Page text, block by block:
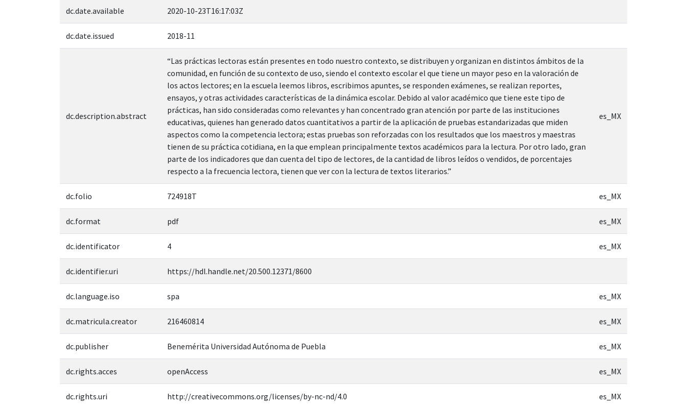
dc.date.available 2020-10-23T16:17:03Z
dc.date.issued 2018-11
dc.description.abstract
“Las prácticas lectoras están presentes en todo nuestro contexto, se distribuyen y organizan en distintos ámbitos de la
comunidad, en función de su contexto de uso, siendo el contexto escolar el que tiene un mayor peso en la valoración de
los actos lectores; en la escuela leemos libros, escribimos apuntes, se responden exámenes, se realizan reportes,
ensayos, y otras actividades características de la dinámica escolar. Debido al valor académico que tiene este tipo de
prácticas, han sido consideradas como relevantes y han concentrado gran atención por parte de las instituciones
educativas, quienes han generado datos cuantitativos a partir de la aplicación de pruebas estandarizadas que miden
aspectos como la competencia lectora; estas pruebas son reforzadas con los resultados que los maestros y maestras
tienen de su práctica cotidiana, en la que emplean principalmente textos académicos para la lectura. Por otro lado, gran
parte de los indicadores que dan cuenta del tipo de lectores, de la cantidad de libros leídos o vendidos, de porcentajes
respecto a la frecuencia lectora, tienen que ver con la lectura de textos literarios.”
es_MX
dc.folio 724918T es_MX
dc.format pdf es_MX
dc.identificator 4 es_MX
dc.identifier.uri https://hdl.handle.net/20.500.12371/8600
dc.language.iso spa es_MX
dc.matricula.creator 216460814 es_MX
dc.publisher Benemérita Universidad Autónoma de Puebla es_MX
dc.rights.acces openAccess es_MX
dc.rights.uri http://creativecommons.org/licenses/by-nc-nd/4.0 es_MX